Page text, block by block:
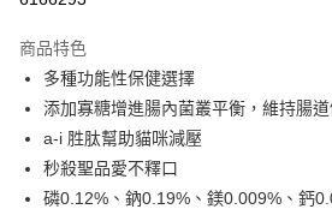
合作金庫商業銀行
華南商業銀行
上海商業儲蓄銀行
台北
國泰世華商業銀行
臺灣中小企業銀行
匯豐（台灣）商業銀行
華泰
聯邦商業銀行
遠東
6 期 0 利率 每期
華南商業銀行
彰化
上海商業儲蓄銀行
國泰世華商業銀行
臺灣中小企業銀行
台中
超商取貨付款
LINE Pay
Apple Pay
商品特色
多種功能性保健選擇
添加寡糖增進腸內菌叢平衡，維持腸
a-i 胜肽幫助貓咪減壓
秒殺聖品愛不釋口
磷0.12%、鈉0.19%、鎂0.009%、鈣